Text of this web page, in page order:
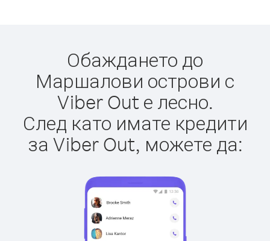
Обаждането до
Маршалови острови с
Viber Out е лесно.
След като имате кредити
за Viber Out, можете да: